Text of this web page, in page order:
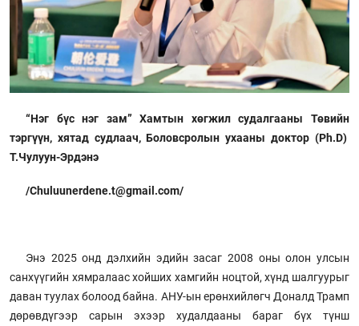
“Нэг бүс нэг зам” Хамтын хөгжил судалгааны Төвийн
тэргүүн, хятад судлаач, Боловсролын ухааны доктор (Ph.D)
Т.Чулуун-Эрдэнэ
/Chuluunerdene.t@gmail.com/
Энэ 2025 онд дэлхийн эдийн засаг 2008 оны олон улсын
санхүүгийн хямралаас хойших хамгийн ноцтой, хүнд шалгуурыг
даван туулах болоод байна. АНУ-ын ерөнхийлөгч Доналд Трамп
дөрөвдүгээр сарын эхээр худалдааны бараг бүх түнш